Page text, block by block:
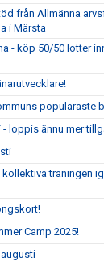
från Allmänna
i Märsta
- köp 50/50 lotter
populäraste
- loppis ännu mer
träningen
Camp 2025!